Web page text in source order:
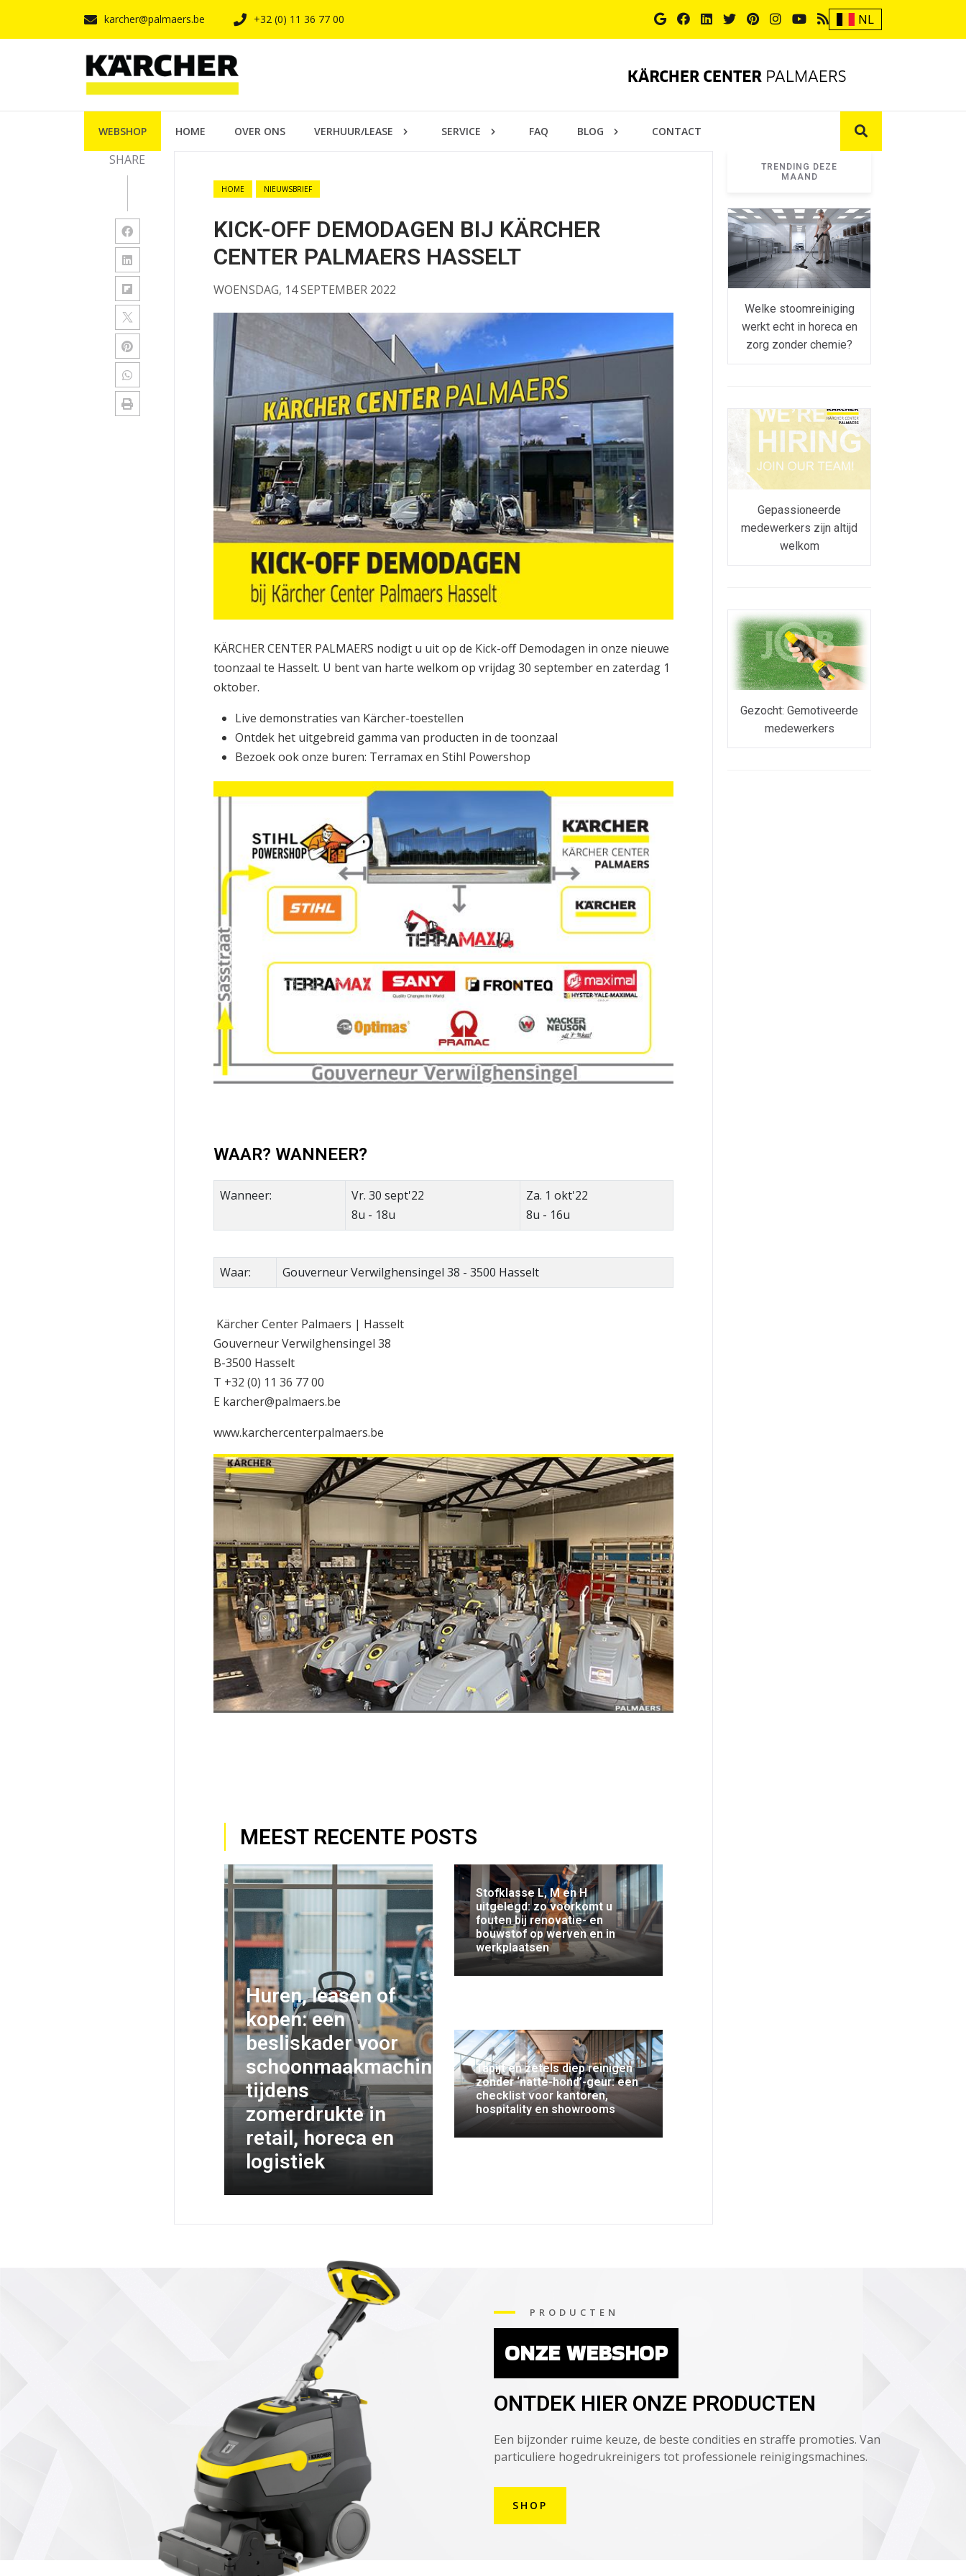
karcher@palmaers.be +32 (0) 11 36 77 00 NL
WEBSHOP HOME OVER ONS VERHUUR/LEASE SERVICE FAQ BLOG CONTACT
SHARE
HOME NIEUWSBRIEF
KICK-OFF DEMODAGEN BIJ KÄRCHER
CENTER PALMAERS HASSELT
WOENSDAG, 14 SEPTEMBER 2022
KÄRCHER CENTER PALMAERS nodigt u uit op de Kick-off Demodagen in onze nieuwe
toonzaal te Hasselt. U bent van harte welkom op vrijdag 30 september en zaterdag 1
oktober.
Live demonstraties van Kärcher-toestellen
Ontdek het uitgebreid gamma van producten in de toonzaal
Bezoek ook onze buren: Terramax en Stihl Powershop
WAAR? WANNEER?
Wanneer:
Vr. 30 sept'22
8u - 18u
Za. 1 okt'22
8u - 16u
Waar: Gouverneur Verwilghensingel 38 - 3500 Hasselt
Kärcher Center Palmaers | Hasselt
Gouverneur Verwilghensingel 38
B-3500 Hasselt
T +32 (0) 11 36 77 00
E karcher@palmaers.be
www.karchercenterpalmaers.be
MEEST RECENTE POSTS
Huren, leasen of
kopen: een
besliskader voor
schoonmaakmachines
tijdens
zomerdrukte in
retail, horeca en
logistiek
Stofklasse L, M en H
uitgelegd: zo voorkomt u
fouten bij renovatie- en
bouwstof op werven en in
werkplaatsen
Tapijt en zetels diep reinigen
zonder ‘natte-hond’-geur: een
checklist voor kantoren,
hospitality en showrooms
TRENDING DEZE
MAAND
Welke stoomreiniging
werkt echt in horeca en
zorg zonder chemie?
Gepassioneerde
medewerkers zijn altijd
welkom
Gezocht: Gemotiveerde
medewerkers
PRODUCTEN
ONZE WEBSHOP
ONTDEK HIER ONZE PRODUCTEN
Een bijzonder ruime keuze, de beste condities en straffe promoties. Van
particuliere hogedrukreinigers tot professionele reinigingsmachines.
SHOP